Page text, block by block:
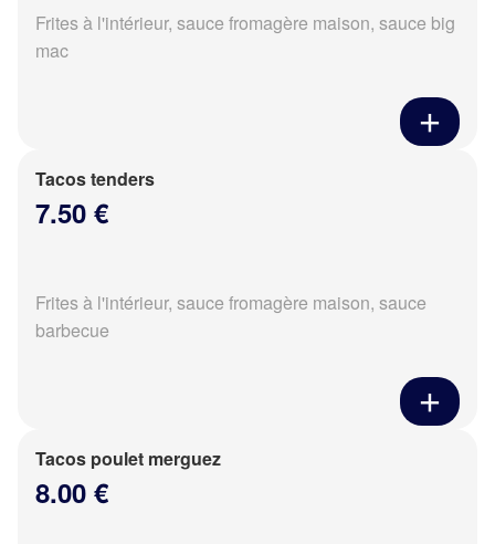
Frites à l'intérieur, sauce fromagère maison, sauce big
mac
Tacos tenders
7.50 €
Frites à l'intérieur, sauce fromagère maison, sauce
barbecue
Tacos poulet merguez
8.00 €